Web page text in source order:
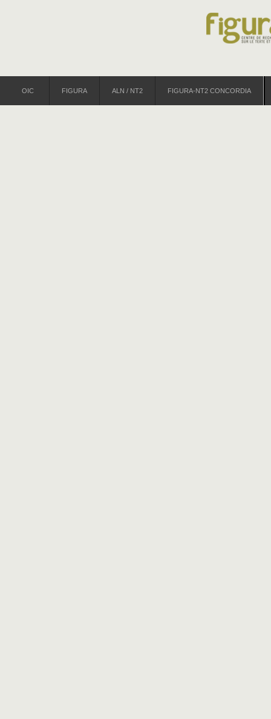
OIC FIGURA ALN / NT2 FIGURA-NT2 CONCORDIA